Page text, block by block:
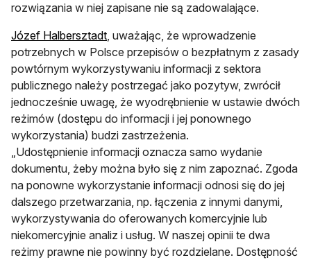
rozwiązania w niej zapisane nie są zadowalające.
Józef Halbersztadtotwiera się w nowej karcie
, uważając, że wprowadzenie
potrzebnych w Polsce przepisów o bezpłatnym z zasady
powtórnym wykorzystywaniu informacji z sektora
publicznego należy postrzegać jako pozytyw, zwrócił
jednocześnie uwagę, że wyodrębnienie w ustawie dwóch
reżimów (dostępu do informacji i jej ponownego
wykorzystania) budzi zastrzeżenia.
„Udostępnienie informacji oznacza samo wydanie
dokumentu, żeby można było się z nim zapoznać. Zgoda
na ponowne wykorzystanie informacji odnosi się do jej
dalszego przetwarzania, np. łączenia z innymi danymi,
wykorzystywania do oferowanych komercyjnie lub
niekomercyjnie analiz i usług. W naszej opinii te dwa
reżimy prawne nie powinny być rozdzielane. Dostępność